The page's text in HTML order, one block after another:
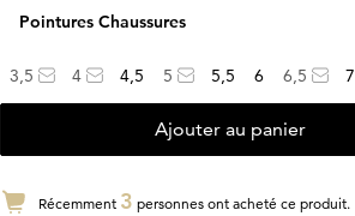
Pointures Chaussures
3,5 4 4,5 5 5,5 6 6,5 7
Ajouter au panier
Récemment 3 personnes ont acheté ce produit.